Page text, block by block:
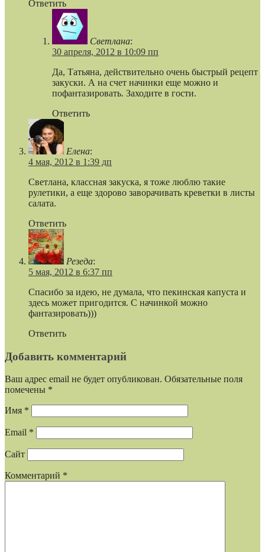
Ответить
Светлана:
30 апреля, 2012 в 10:09 пп
Да, Татьяна, действительно очень быстрый рецепт
закуски. А на счет начинки еще можно и
пофантазировать. Заходите в гости.
Ответить
Елена:
4 мая, 2012 в 1:39 дп
Светлана, классная закуска, я тоже люблю такие
рулетики, а еще здорово заворачивать креветки в листы
салата.
Ответить
Резеда:
5 мая, 2012 в 6:37 пп
Спасибо за идею, не думала, что пекинская капуста и
здесь может пригодится. С начинкой можно
фантазировать)))
Ответить
Добавить комментарий
Ваш адрес email не будет опубликован. Обязательные поля
помечены *
Имя *
Email *
Сайт
Комментарий *